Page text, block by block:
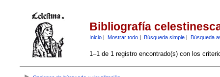
Bibliografía
Inicio| Mostrar todo| Búsqueda simple| Búsqueda
1–1 de 1 registro encontrado(s) con los